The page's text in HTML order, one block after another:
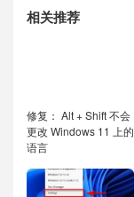
相关推荐
修复： Alt + Shift 不会
更改 Windows 11 上的
语言